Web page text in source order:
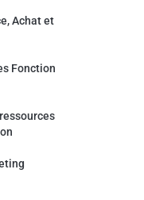
Achat et
Fonction